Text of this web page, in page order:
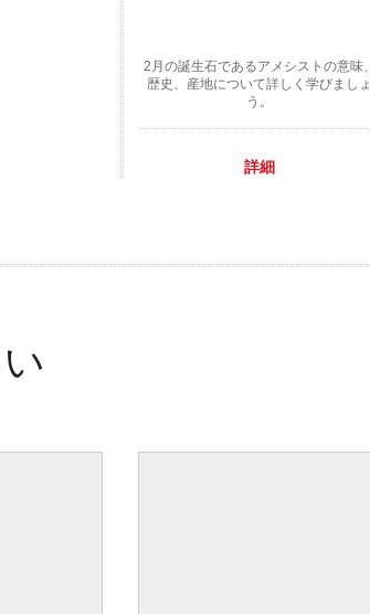
2月の誕生石であるアメシストの意味、
歴史、産地について詳しく学びましょ
う。
詳細